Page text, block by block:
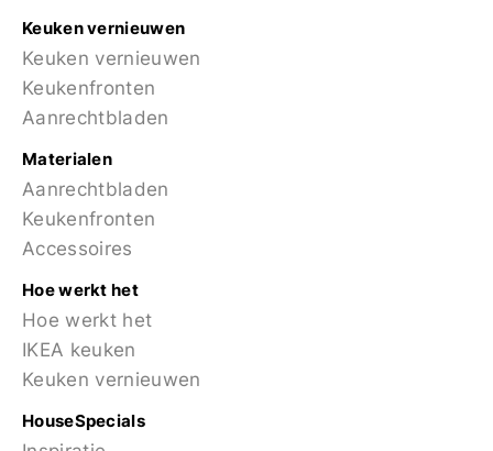
Keuken vernieuwen
Keuken vernieuwen
Keukenfronten
Aanrechtbladen
Materialen
Aanrechtbladen
Keukenfronten
Accessoires
Hoe werkt het
Hoe werkt het
IKEA keuken
Keuken vernieuwen
HouseSpecials